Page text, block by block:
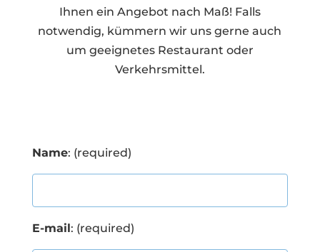
Ihnen ein Angebot nach Maß! Falls
notwendig, kümmern wir uns gerne auch
um geeignetes Restaurant oder
Verkehrsmittel.
Name: (required)
E-mail: (required)